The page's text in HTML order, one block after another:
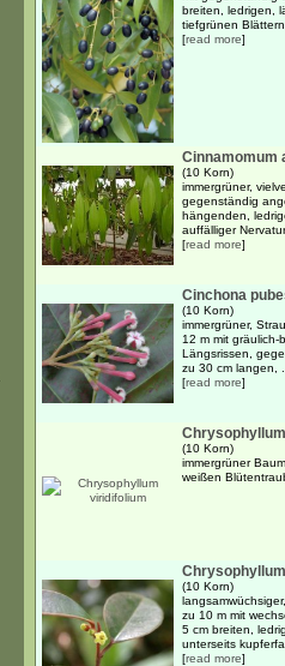
breiten, ledrigen,
tiefgrünen
[read more]
Cinnamomum
(10 Korn)
immergrüner,
gegenständig
hängenden,
auffälliger
[read more]
Cinchona
(10 Korn)
immergrüner,
12 m mit gräulich-
Längsrissen,
zu 30 cm langen,
[read more]
(10 Korn)
immergrüner
weißen
(10 Korn)
zu 10 m mit
5 cm breiten,
unterseits
[read more]